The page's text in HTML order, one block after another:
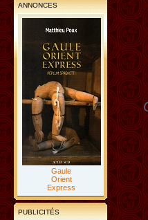
ANNONCES
Gaule
Orient
Express
PUBLICITÉS